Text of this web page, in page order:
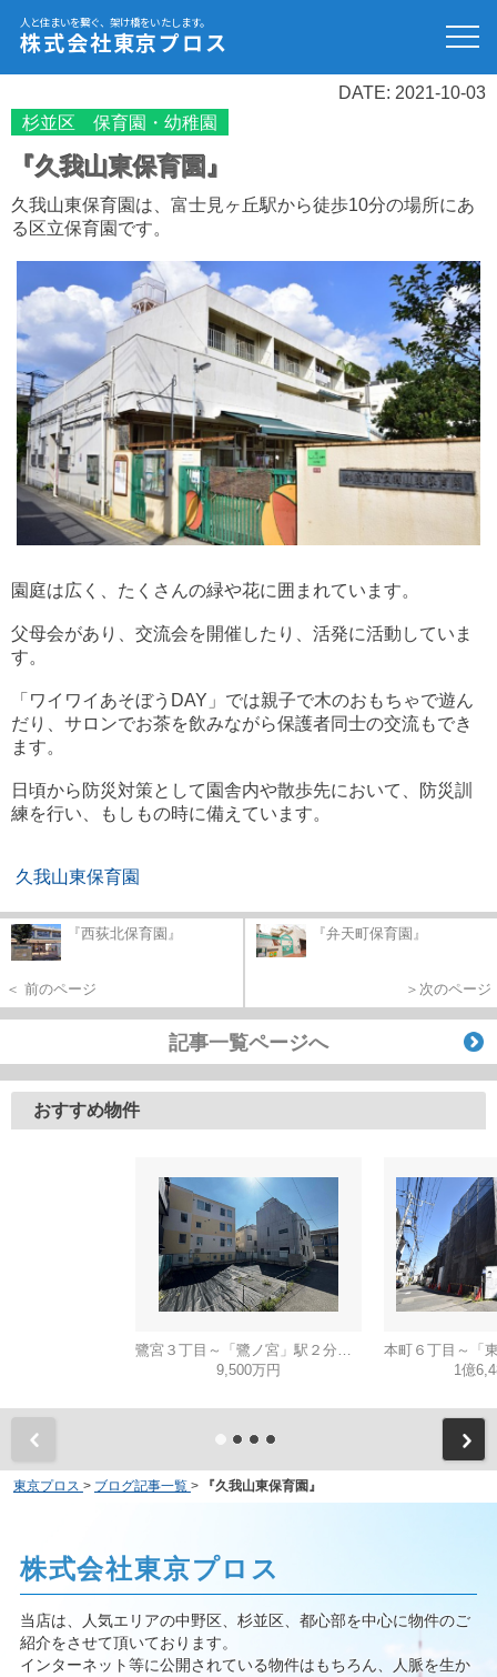
人と住まいを繋ぐ、架け橋をいたします。
株式会社東京プロス
DATE: 2021-10-03
杉並区 保育園・幼稚園
『久我山東保育園』
久我山東保育園は、富士見ヶ丘駅から徒歩10分の場所にあ
る区立保育園です。
園庭は広く、たくさんの緑や花に囲まれています。
父母会があり、交流会を開催したり、活発に活動していま
す。
「ワイワイあそぼうDAY」では親子で木のおもちゃで遊ん
だり、サロンでお茶を飲みながら保護者同士の交流もでき
ます。
日頃から防災対策として園舎内や散歩先において、防災訓
練を行い、もしもの時に備えています。
久我山東保育園
『西荻北保育園』
＜ 前のページ
『弁天町保育園』
＞次のページ
記事一覧ページへ
おすすめ物件
9,500万円
1億
東京プロス > ブログ記事一覧 > 『久我山東保育園』
株式会社東京プロス
当店は、人気エリアの中野区、杉並区、都心部を中心に物件のご
紹介をさせて頂いております。
インターネット等に公開されている物件はもちろん、人脈を生か